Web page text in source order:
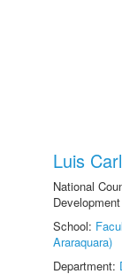
Luis
National
School:
Araraquara)
Department: